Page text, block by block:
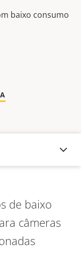
baixo consumo
de baixo
câmeras